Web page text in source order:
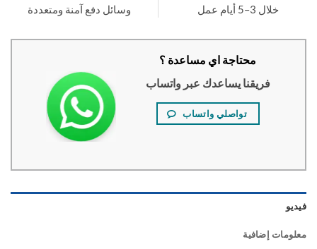
وسائل دفع آمنة ومتعددة
محتاجة اي مساعدة ؟
فريقنا يساعدك عبر واتساب
تواصلي واتساب
إضافية